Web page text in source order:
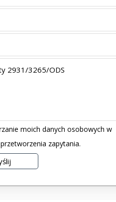
moich danych osobowych w
zapytania.